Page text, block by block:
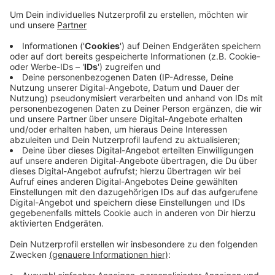
und 05:00 Uhr in den Fahrtrichtungen Bremen,
Schwelm und Recklinghausen gesperrt werden.
Richtung Bremen/Schwelm wird über die
Anschlussstelle Wuppertal-Oberbarmen
umgeleitet. Der Verkehr von der A46 auf die A43 in
Richtung Recklinghausen wird über die
Anschlussstelle Wuppertal-Langerfeld umgeleitet.
Die Umleitungen sind mit dem roten Punkt
ausgeschildert.
Veröffentlicht:Mittwoch, 11.12.2024 16:54
Anzeige